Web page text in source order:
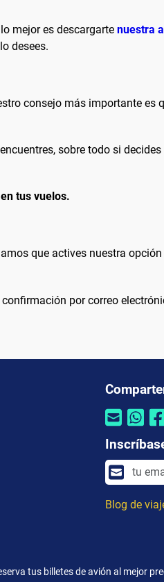
mejor es descargarte nuestra
desees.
consejo más importante es
sobre todo si decides
tus vuelos.
que actives nuestra
por correo
Blog de
tus billetes de avión al mejor